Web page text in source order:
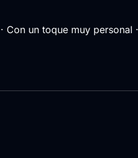
Con un toque muy personal